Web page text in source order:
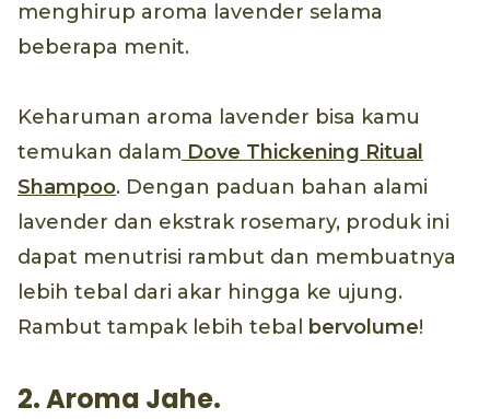
menghirup aroma lavender selama
beberapa menit.
Keharuman aroma lavender bisa kamu
temukan dalam Dove Thickening Ritual
Shampoo. Dengan paduan bahan alami
lavender dan ekstrak rosemary, produk ini
dapat menutrisi rambut dan membuatnya
lebih tebal dari akar hingga ke ujung.
Rambut tampak lebih tebal
bervolume!
2. Aroma Jahe.